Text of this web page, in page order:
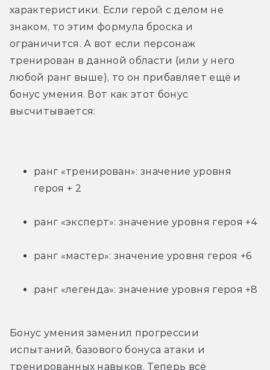
характеристики. Если герой с делом не
знаком, то этим формула броска и
ограничится. А вот если персонаж
тренирован в данной области (или у него
любой ранг выше), то он прибавляет ещё и
бонус умения. Вот как этот бонус
высчитывается:
ранг «тренирован»: значение уровня
героя + 2
ранг «эксперт»: значение уровня героя +4
ранг «мастер»: значение уровня героя +6
ранг «легенда»: значение уровня героя +8
Бонус умения заменил прогрессии
испытаний, базового бонуса атаки и
тренированных навыков. Теперь всё